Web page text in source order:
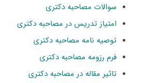
سوالات مصاحبه دکتری
امتیاز تدریس در مصاحبه دکتری
توصیه نامه مصاحبه دکتری
فرم رزومه مصاحبه دکتری
تاثیر مقاله در مصاحبه دکتری